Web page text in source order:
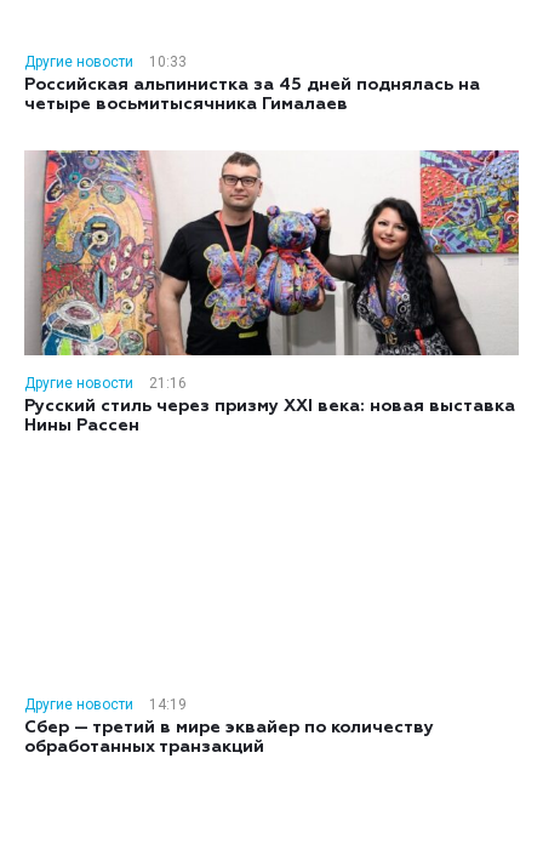
Другие новости
10:33
Российская альпинистка за 45 дней поднялась на
четыре восьмитысячника Гималаев
Другие новости
21:16
Русский стиль через призму XXI века: новая выставка
Нины Рассен
Другие новости
14:19
Сбер — третий в мире эквайер по количеству
обработанных транзакций